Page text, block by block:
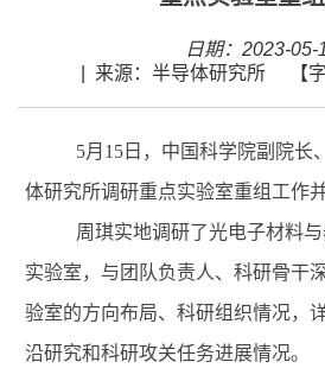
日期：2023-05-
来源：半导体研究所 【
5月15日，中国科学院副院长
体研究所调研重点实验室重组工作
周琪实地调研了光电子材料
实验室，与团队负责人、科研骨干
验室的方向布局、科研组织情况，
沿研究和科研攻关任务进展情况。